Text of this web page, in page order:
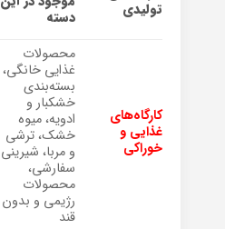
تولیدی دسته
کارگاه‌های
غذایی و
خوراکی
محصولات
غذایی خانگی،
بسته‌بندی
خشکبار و
ادویه، میوه
خشک، ترشی
و مربا، شیرینی
سفارشی،
محصولات
رژیمی و بدون
قند